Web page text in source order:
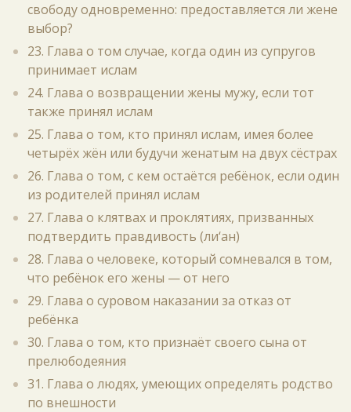
свободу одновременно: предоставляется ли жене
выбор?
23. Глава о том случае, когда один из супругов
принимает ислам
24. Глава о возвращении жены мужу, если тот
также принял ислам
25. Глава о том, кто принял ислам, имея более
четырёх жён или будучи женатым на двух сёстрах
26. Глава о том, с кем остаётся ребёнок, если один
из родителей принял ислам
27. Глава о клятвах и проклятиях, призванных
подтвердить правдивость (ли‘ан)
28. Глава о человеке, который сомневался в том,
что ребёнок его жены — от него
29. Глава о суровом наказании за отказ от
ребёнка
30. Глава о том, кто признаёт своего сына от
прелюбодеяния
31. Глава о людях, умеющих определять родство
по внешности